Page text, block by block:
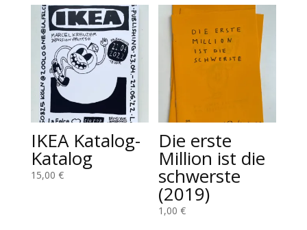
IKEA Katalog-
Katalog
15,00 €
Die erste
Million ist die
schwerste
(2019)
1,00€